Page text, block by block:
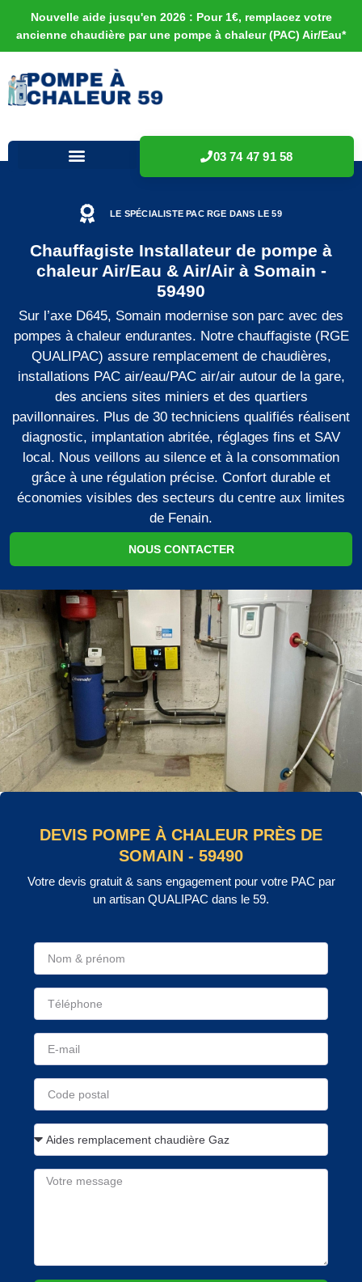
Nouvelle aide jusqu'en 2026 : Pour 1€, remplacez votre
ancienne chaudière par une pompe à chaleur (PAC) Air/Eau*
03 74 47 91 58
LE SPÉCIALISTE PAC RGE DANS LE 59
Chauffagiste Installateur de pompe à
chaleur Air/Eau & Air/Air à Somain -
59490
Sur l’axe D645, Somain modernise son parc avec des
pompes à chaleur endurantes. Notre chauffagiste (RGE
QUALIPAC) assure remplacement de chaudières,
installations PAC air/eau/PAC air/air autour de la gare,
des anciens sites miniers et des quartiers
pavillonnaires. Plus de 30 techniciens qualifiés réalisent
diagnostic, implantation abritée, réglages fins et SAV
local. Nous veillons au silence et à la consommation
grâce à une régulation précise. Confort durable et
économies visibles des secteurs du centre aux limites
de Fenain.
NOUS CONTACTER
DEVIS POMPE À CHALEUR PRÈS DE
SOMAIN - 59490
Votre devis gratuit & sans engagement pour votre PAC par
un artisan QUALIPAC dans le 59.